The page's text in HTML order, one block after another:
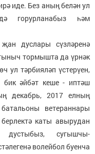
иде. Без аның белән ул
горурланабыз һәм
дуслары сүзләренә
тормышта да үрнәк
ул тәрбияләп үстерүен,
әйбәт кеше - иптәш
декабрь, 2017 елның
ветераннары
каты авырудан
сугышчы-
волейбол буенча